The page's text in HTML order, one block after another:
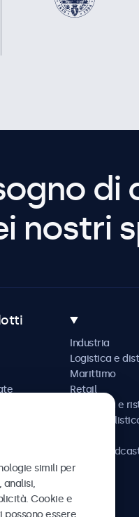
di
nostri
Industria
Logistica e
Marittimo
Retail
Ospitalità e
AV e
Sanità
simili per
analisi,
Cookie e
essere